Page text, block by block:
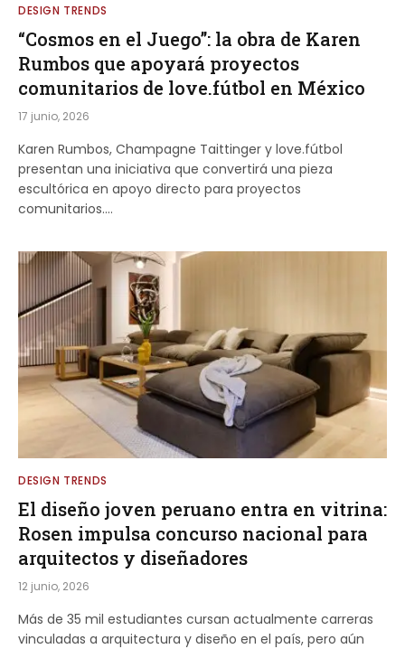
DESIGN TRENDS
“Cosmos en el Juego”: la obra de Karen
Rumbos que apoyará proyectos
comunitarios de love.fútbol en México
17 junio, 2026
Karen Rumbos, Champagne Taittinger y love.fútbol
presentan una iniciativa que convertirá una pieza
escultórica en apoyo directo para proyectos
comunitarios.…
DESIGN TRENDS
El diseño joven peruano entra en vitrina:
Rosen impulsa concurso nacional para
arquitectos y diseñadores
12 junio, 2026
Más de 35 mil estudiantes cursan actualmente carreras
vinculadas a arquitectura y diseño en el país, pero aún